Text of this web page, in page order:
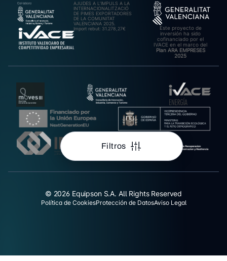
Filtros
AJUDES A L’IMPULS A LA
INTERNACIONALITZACIÓ
DE PIMES EXPORTADORES
DE LA COMUNITAT
VALENCIANA 2025.
Import rebut: 31.278,27€
Este proyecto de
inversión ha sido
cofinanciado por el
IVACE en el marco del
Plan ARA EMPRESES
2025
© 2026 Equipson S.A. All Rights Reserved
Política de CookiesProtección de DatosAviso Legal